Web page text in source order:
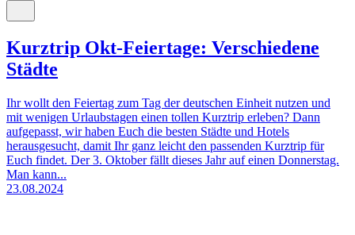
Kurztrip Okt-Feiertage: Verschiedene
Städte
Ihr wollt den Feiertag zum Tag der deutschen Einheit nutzen und
mit wenigen Urlaubstagen einen tollen Kurztrip erleben? Dann
aufgepasst, wir haben Euch die besten Städte und Hotels
herausgesucht, damit Ihr ganz leicht den passenden Kurztrip für
Euch findet. Der 3. Oktober fällt dieses Jahr auf einen Donnerstag.
Man kann...
23.08.2024